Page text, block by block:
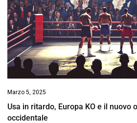
Marzo 5, 2025
Usa in ritardo, Europa KO e il nuovo
occidentale